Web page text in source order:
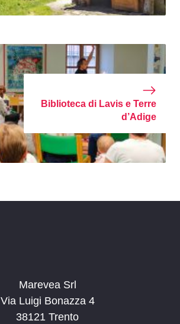
Biblioteca di Lavis e Terre
d’Adige
Marevea Srl
Via Luigi Bonazza 4
38121 Trento